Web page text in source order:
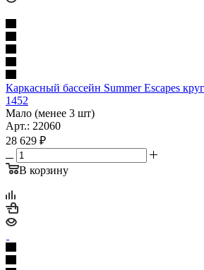
Каркасный бассейн Summer Escapes
1452
Мало (менее 3 шт)
Арт.: 22060
28 629 ₽
В корзину